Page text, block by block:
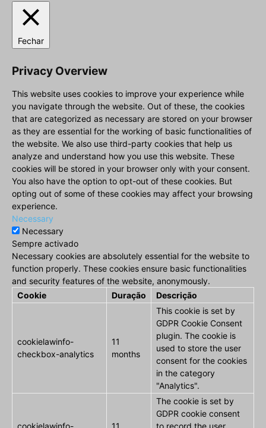
Fechar
Privacy Overview
This website uses cookies to improve your experience while
you navigate through the website. Out of these, the cookies
that are categorized as necessary are stored on your browser
as they are essential for the working of basic functionalities of
the website. We also use third-party cookies that help us
analyze and understand how you use this website. These
cookies will be stored in your browser only with your consent.
You also have the option to opt-out of these cookies. But
opting out of some of these cookies may affect your browsing
experience.
Necessary
Necessary
Sempre activado
Necessary cookies are absolutely essential for the website to
function properly. These cookies ensure basic functionalities
and security features of the website, anonymously.
Cookie
Duração Descrição
cookielawinfo-
checkbox-analytics
11
months
This cookie is set by
GDPR Cookie Consent
plugin. The cookie is
used to store the user
consent for the cookies
in the category
"Analytics".
cookielawinfo-
11
The cookie is set by
GDPR cookie consent
to record the user